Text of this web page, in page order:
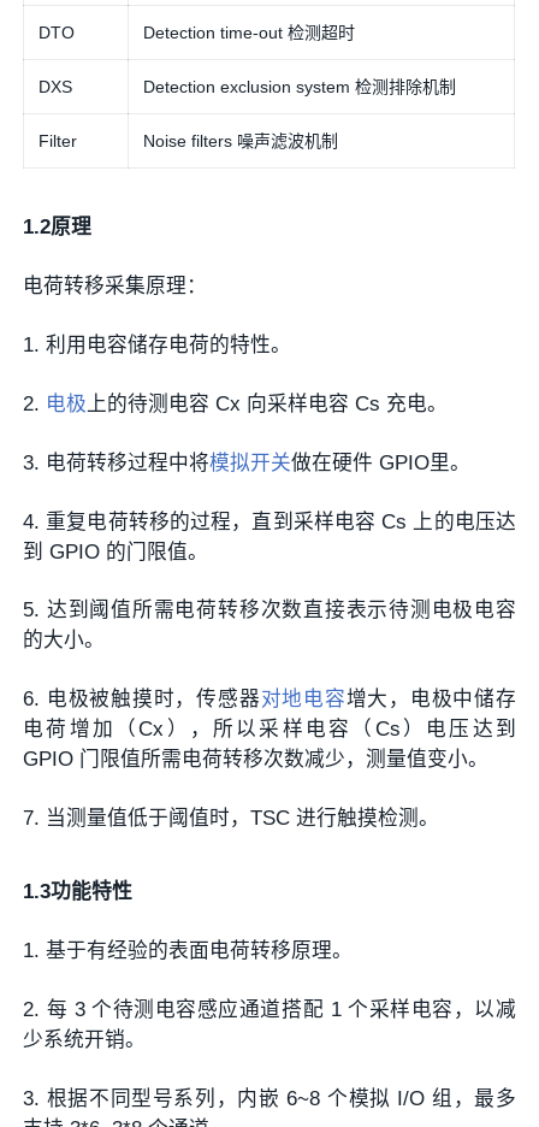
DTO Detection time-out 检测超时
DXS Detection exclusion system 检测排除机制
Filter Noise filters 噪声滤波机制
1.2原理
电荷转移采集原理：
1. 利用电容储存电荷的特性。
2. 电极 上的待测电容 Cx 向采样电容 Cs 充电。
3. 电荷转移过程中将模拟开关做在硬件 GPIO里。
4. 重复电荷转移的过程，直到采样电容 Cs 上的电压达
到 GPIO 的门限值。
5. 达到阈值所需电荷转移次数直接表示待测电极电容
的大小。
6. 电极被触摸时，传感器对地电容增大，电极中储存
电荷增加（Cx），所以采样电容（Cs）电压达到
GPIO 门限值所需电荷转移次数减少，测量值变小。
7. 当测量值低于阈值时，TSC 进行触摸检测。
1.3功能特性
1. 基于有经验的表面电荷转移原理。
2. 每 3 个待测电容感应通道搭配 1 个采样电容，以减
少系统开销。
3. 根据不同型号系列，内嵌 6~8 个模拟 I/O 组，最多